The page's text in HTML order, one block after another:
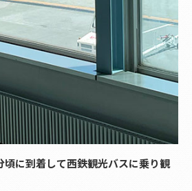
に到着して西鉄観光バスに乗り観